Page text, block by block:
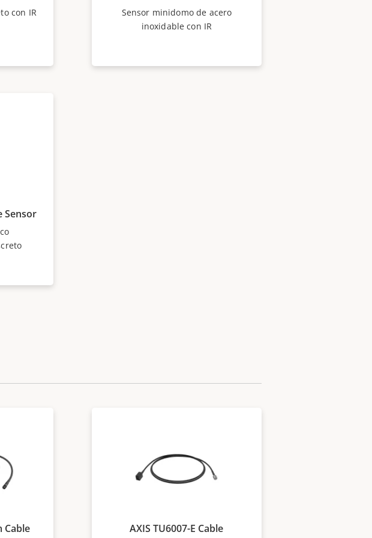
con IR
Sensor minidomo de acero
inoxidable con IR
Sensor
Cable AXIS TU6007-E Cable